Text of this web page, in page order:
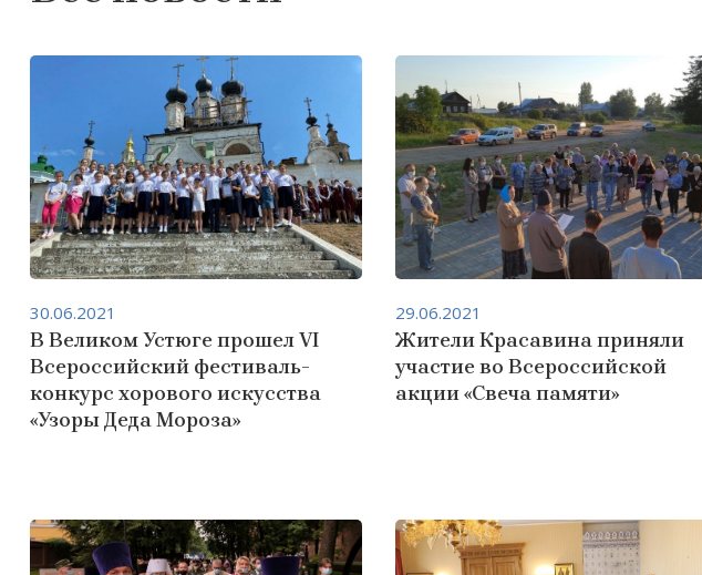
В Великом Устюге прошел VI
Всероссийский фестиваль-
конкурс хорового искусства
«Узоры Деда Мороза»
30.06.2021
Жители Красавина приняли
участие во Всероссийской
акции «Свеча памяти»
29.06.2021